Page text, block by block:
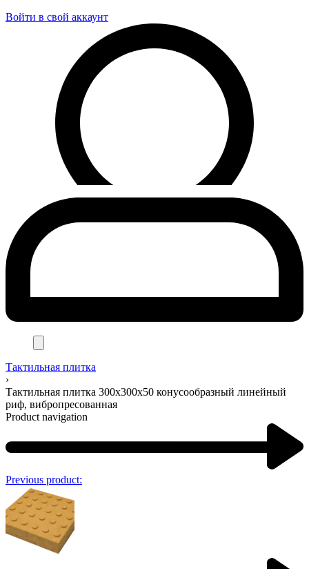
Войти в свой аккаунт
Тактильная плитка
›
Тактильная плитка 300х300х50 конусообразный линейный
риф, вибропресованная
Product navigation
Previous product: